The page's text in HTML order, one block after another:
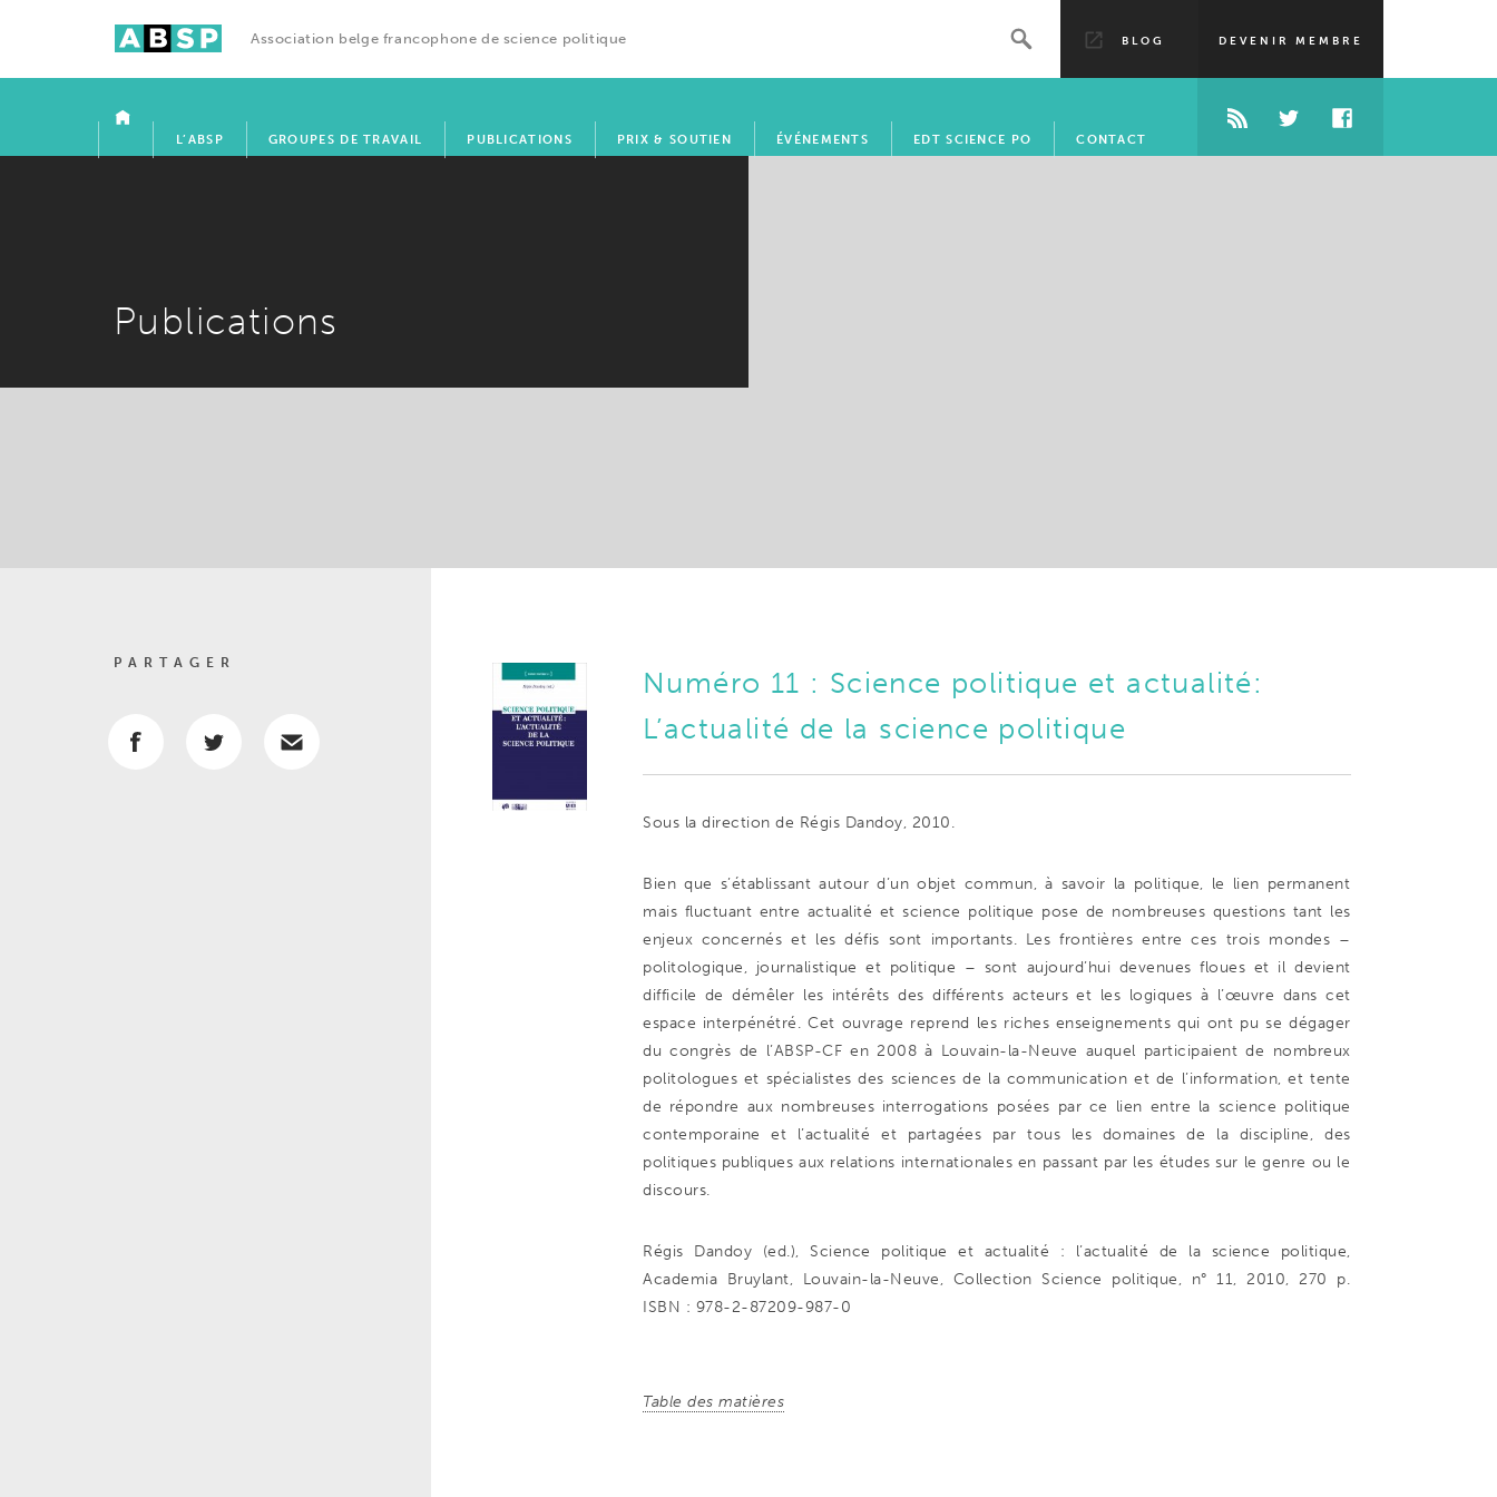
Association belge francophone de science politique DEVENIR MEMBRE
BLOG
ACCUEIL
L’ABSP
GROUPES DE TRAVAIL PUBLICATIONS PRIX & SOUTIEN ÉVÉNEMENTS EDT SCIENCE PO CONTACT
Publications
PARTAGER
Numéro 11 : Science politique et actualité:
L’actualité de la science politique
Sous la direction de Régis Dandoy, 2010.
Bien que s’établissant autour d’un objet commun, à savoir la politique, le lien permanent
mais fluctuant entre actualité et science politique pose de nombreuses questions tant les
enjeux concernés et les défis sont importants. Les frontières entre ces trois mondes –
politologique, journalistique et politique – sont aujourd’hui devenues floues et il devient
difficile de démêler les intérêts des différents acteurs et les logiques à l’œuvre dans cet
espace interpénétré. Cet ouvrage reprend les riches enseignements qui ont pu se dégager
du congrès de l’ABSP-CF en 2008 à Louvain-la-Neuve auquel participaient de nombreux
politologues et spécialistes des sciences de la communication et de l’information, et tente
de répondre aux nombreuses interrogations posées par ce lien entre la science politique
contemporaine et l’actualité et partagées par tous les domaines de la discipline, des
politiques publiques aux relations internationales en passant par les études sur le genre ou le
discours.
Régis Dandoy (ed.), Science politique et actualité : l’actualité de la science politique,
Academia Bruylant, Louvain-la-Neuve, Collection Science politique, n° 11, 2010, 270 p.
ISBN : 978-2-87209-987-0
Table des matières